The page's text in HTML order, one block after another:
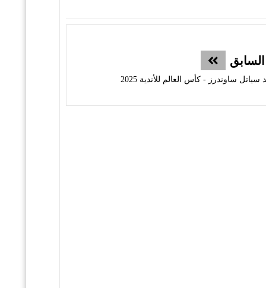
السابق
ساوندرز - كأس العالم للأندية 2025